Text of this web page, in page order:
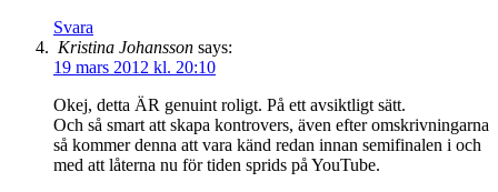
Svara
Kristina Johansson says:
19 mars 2012 kl. 20:10
Okej, detta ÄR genuint roligt. På ett avsiktligt sätt.
Och så smart att skapa kontrovers, även efter omskrivningarna
så kommer denna att vara känd redan innan semifinalen i och
med att låterna nu för tiden sprids på YouTube.